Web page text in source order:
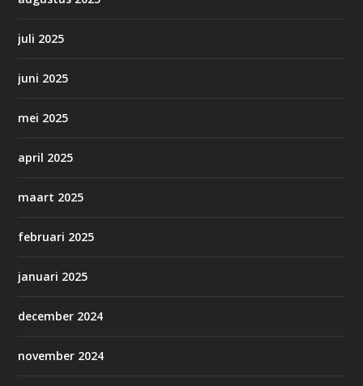
juli 2025
juni 2025
mei 2025
april 2025
maart 2025
februari 2025
januari 2025
december 2024
november 2024